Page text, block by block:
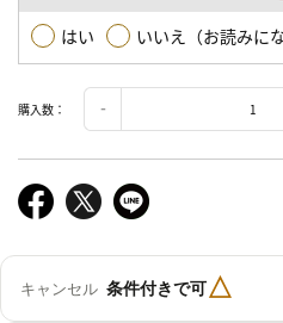
はい いいえ（お読みに
購入数：
キャンセル 条件付きで可△